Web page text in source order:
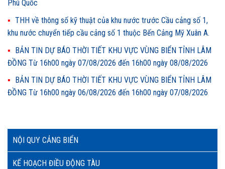
NỘI QUY CẢNG BIỂN
KẾ HOẠCH ĐIỀU ĐỘNG TÀU
Phú Quốc
THH về thông số kỹ thuật của khu nước trước Cầu cảng số 1,
khu nước chuyển tiếp cầu cảng số 1 thuộc Bến Cảng Mỹ Xuân A.
BẢN TIN DỰ BÁO THỜI TIẾT KHU VỰC VÙNG BIỂN TỈNH LÂM
ĐỒNG Từ 16h00 ngày 07/08/2026 đến 16h00 ngày 08/08/2026
BẢN TIN DỰ BÁO THỜI TIẾT KHU VỰC VÙNG BIỂN TỈNH LÂM
ĐỒNG Từ 16h00 ngày 06/08/2026 đến 16h00 ngày 07/08/2026